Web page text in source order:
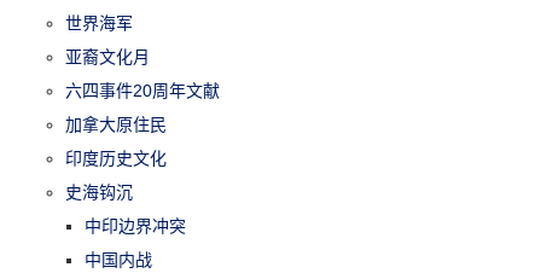
世界海军
亚裔文化月
六四事件20周年文献
加拿大原住民
印度历史文化
史海钩沉
中印边界冲突
中国内战